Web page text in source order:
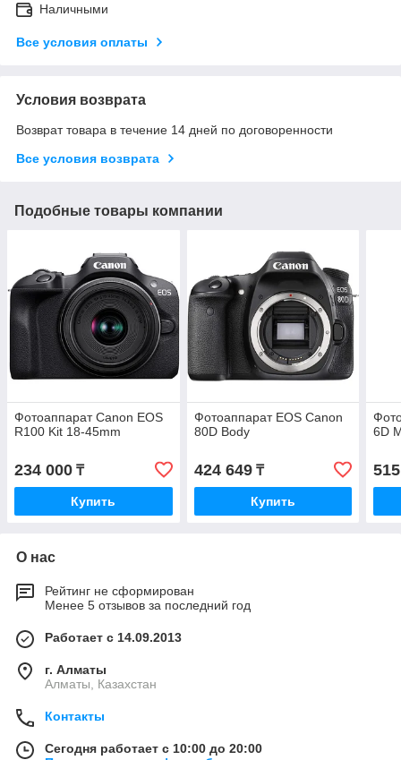
Наличными
Все условия оплаты
Условия возврата
Возврат товара в течение 14 дней по договоренности
Все условия возврата
Подобные товары компании
Фотоаппарат Canon EOS
R100 Kit 18-45mm
234 000 ₸
Купить
Фотоаппарат EOS Canon
80D Body
424 649₸
Купить
6D
О нас
Рейтинг не сформирован
Менее 5 отзывов за последний год
Работает с 14.09.2013
г. Алматы
Алматы, Казахстан
Контакты
Сегодня работает с 10:00 до 20:00